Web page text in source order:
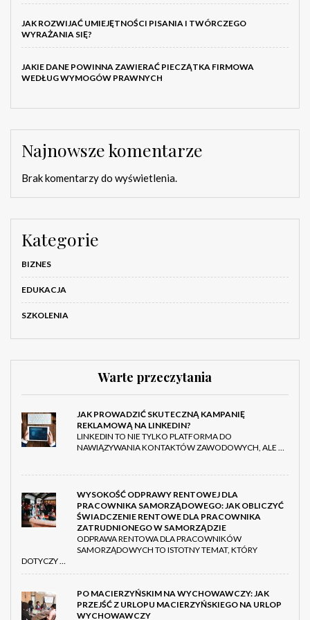
JAK ROZWIJAĆ UMIEJĘTNOŚCI PISANIA I TWÓRCZEGO
WYRAŻANIA SIĘ?
JAKIE DANE POWINNA ZAWIERAĆ PIECZĄTKA FIRMOWA
WEDŁUG WYMOGÓW PRAWNYCH
Najnowsze komentarze
Brak komentarzy do wyświetlenia.
Kategorie
BIZNES
EDUKACJA
SZKOLENIA
Warte przeczytania
JAK PROWADZIĆ SKUTECZNĄ KAMPANIĘ
REKLAMOWĄ NA LINKEDIN?
LINKEDIN TO NIE TYLKO PLATFORMA DO
NAWIĄZYWANIA KONTAKTÓW ZAWODOWYCH, ALE …
WYSOKOŚĆ ODPRAWY RENTOWEJ DLA
PRACOWNIKA SAMORZĄDOWEGO: JAK OBLICZYĆ
ŚWIADCZENIE RENTOWE DLA PRACOWNIKA
ZATRUDNIONEGO W SAMORZĄDZIE
ODPRAWA RENTOWA DLA PRACOWNIKÓW
SAMORZĄDOWYCH TO ISTOTNY TEMAT, KTÓRY
DOTYCZY …
PO MACIERZYŃSKIM NA WYCHOWAWCZY: JAK
PRZEJŚĆ Z URLOPU MACIERZYŃSKIEGO NA URLOP
WYCHOWAWCZY